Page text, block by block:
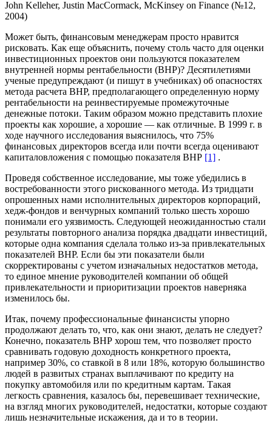
John Kelleher, Justin MacCormack, McKinsey on Finance (№12,
2004)
Может быть, финансовым менеджерам просто нравится
рисковать. Как еще объяснить, почему столь часто для оценки
инвестиционных проектов они пользуются показателем
внутренней нормы рентабельности (ВНР)? Десятилетиями
ученые предупреждают (и пишут в учебниках) об опасностях
метода расчета ВНР, предполагающего определенную норму
рентабельности на реинвестируемые промежуточные
денежные потоки. Таким образом можно представить плохие
проекты как хорошие, а хорошие — как отличные. В 1999 г. в
ходе научного исследования выяснилось, что 75%
финансовых директоров всегда или почти всегда оценивают
капиталовложения с помощью показателя ВНР [1] .
Проведя собственное исследование, мы тоже убедились в
востребованности этого рискованного метода. Из тридцати
опрошенных нами исполнительных директоров корпораций,
хедж-фондов и венчурных компаний только шесть хорошо
понимали его уязвимость. Следующей неожиданностью стали
результаты повторного анализа порядка двадцати инвестиций,
которые одна компания сделала только из-за привлекательных
показателей ВНР. Если бы эти показатели были
скорректированы с учетом изначальных недостатков метода,
то единое мнение руководителей компании об общей
привлекательности и приоритизации проектов наверняка
изменилось бы.
Итак, почему профессиональные финансисты упорно
продолжают делать то, что, как они знают, делать не следует?
Конечно, показатель ВНР хорош тем, что позволяет просто
сравнивать годовую доходность конкретного проекта,
например 30%, со ставкой в 8 или 18%, которую большинство
людей в развитых странах выплачивают по кредиту на
покупку автомобиля или по кредитным картам. Такая
легкость сравнения, казалось бы, перевешивает технические,
на взгляд многих руководителей, недостатки, которые создают
лишь незначительные искажения, да и то в теории.